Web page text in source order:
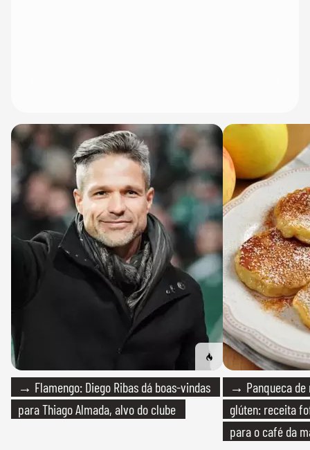
→ Flamengo: Diego Ribas dá boas-vindas
para Thiago Almada, alvo do clube
→ Panqueca de
glúten: receita
para o café da